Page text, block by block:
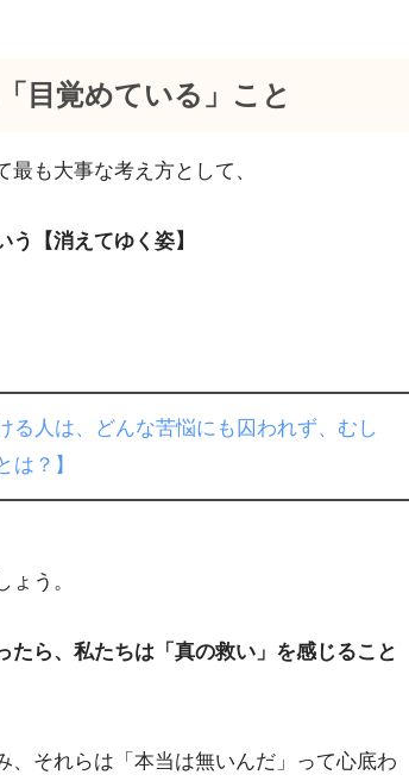
目覚めている」こと
も大事な考え方として、
う【消えてゆく姿】
る人は、どんな苦悩にも囚われず、むし
は？】
う。
ら、私たちは「真の救い」を感じること
、それらは「本当は無いんだ」って心底わ